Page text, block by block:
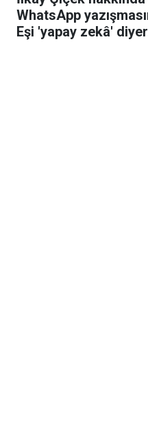
WhatsApp
Eşi 'yapay zekâ'